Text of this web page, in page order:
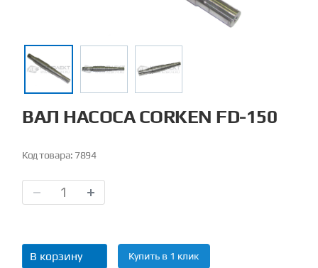
ВАЛ НАСОСА CORKEN FD-150
Код товара: 7894
В корзину Купить в 1 клик